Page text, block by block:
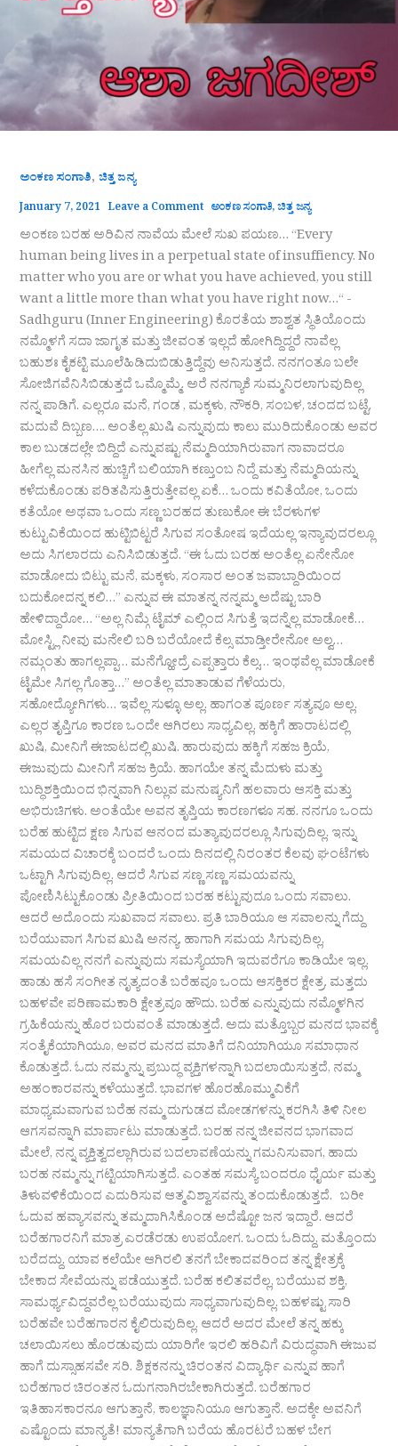
ಅಂಕಣ ಸಂಗಾತಿ, ಚಿತ್ತ ಜನ್ಯ
January 7, 2021 Leave a Comment ಅಂಕಣ ಸಂಗಾತಿ,ಚಿತ್ತ ಜನ್ಯ
ಅಂಕಣ ಬರಹ ಅರಿವಿನ ನಾವೆಯ ಮೇಲೆ ಸುಖ ಪಯಣ… “Every
human being lives in a perpetual state of insuffiency. No
matter who you are or what you have achieved, you still
want a little more than what you have right now…“ -
Sadhguru (Inner Engineering) ಕೊರತೆಯ ಶಾಶ್ವತ ಸ್ಥಿತಿಯೊಂದು
ನಮ್ಮೊಳಗೆ ಸದಾ ಜಾಗೃತ ಮತ್ತು ಜೀವಂತ ಇಲ್ಲದೆ ಹೋಗಿದ್ದಿದ್ದರೆ ನಾವೆಲ್ಲ
ಬಹುಶಃ ಕೈಕಟ್ಟಿ ಮೂಲೆಹಿಡಿದುಬಿಡುತ್ತಿದ್ದೆವು ಅನಿಸುತ್ತದೆ. ನನಗಂತೂ ಬಲೇ
ಸೋಜಿಗವೆನಿಸಿಬಿಡುತ್ತದೆ ಒಮ್ಮೊಮ್ಮೆ. ಅರೆ ನನಗ್ಯಾಕೆ ಸುಮ್ಮನಿರಲಾಗುವುದಿಲ್ಲ
ನನ್ನ ಪಾಡಿಗೆ. ಎಲ್ಲರೂ ಮನೆ, ಗಂಡ , ಮಕ್ಕಳು, ನೌಕರಿ, ಸಂಬಳ, ಚಂದದ ಬಟ್ಟೆ,
ಮದುವೆ ದಿಬ್ಬಣ…. ಅಂತೆಲ್ಲ ಖುಷಿ ಎನ್ನುವುದು ಕಾಲು ಮುರಿದುಕೊಂಡು ಅವರ
ಕಾಲ ಬುಡದಲ್ಲೇ ಬಿದ್ದಿದೆ ಎನ್ನುವಷ್ಟು ನೆಮ್ಮದಿಯಾಗಿರುವಾಗ ನಾವಾದರೂ
ಹೀಗೆಲ್ಲ ಮನಸಿನ ಹುಚ್ಚಿಗೆ ಬಲಿಯಾಗಿ ಕಣ್ತುಂಬ ನಿದ್ದೆ ಮತ್ತು ನೆಮ್ಮದಿಯನ್ನು
ಕಳೆದುಕೊಂಡು ಪರಿತಪಿಸುತ್ತಿರುತ್ತೇವಲ್ಲ ಏಕೆ… ಒಂದು ಕವಿತೆಯೋ, ಒಂದು
ಕತೆಯೋ ಅಥವಾ ಒಂದು ಸಣ್ಣ ಬರಹದ ತುಣುಕೋ ಈ ಬೆರಳುಗಳ
ಕುಟ್ಟುವಿಕೆಯಿಂದ ಹುಟ್ಟಿಬಿಟ್ಟರೆ ಸಿಗುವ ಸಂತೋಷ ಇದೆಯಲ್ಲ ಇನ್ಯಾವುದರಲ್ಲೂ
ಅದು ಸಿಗಲಾರದು ಎನಿಸಿಬಿಡುತ್ತದೆ. “ಈ ಓದು ಬರಹ ಅಂತೆಲ್ಲ ಏನೇನೋ
ಮಾಡೋದು ಬಿಟ್ಟು ಮನೆ, ಮಕ್ಕಳು, ಸಂಸಾರ ಅಂತ ಜವಾಬ್ದಾರಿಯಿಂದ
ಬದುಕೋದನ್ನ ಕಲಿ…” ಎನ್ನುವ ಈ ಮಾತನ್ನ ನನ್ನಮ್ಮ ಅದೆಷ್ಟು ಬಾರಿ
ಹೇಳಿದ್ದಾರೋ… “ಅಲ್ಲ ನಿಮ್ಗೆ ಟೈಮ್ ಎಲ್ಲಿಂದ ಸಿಗುತ್ತೆ ಇದನ್ನೆಲ್ಲ ಮಾಡೋಕೆ…
ಮೋಸ್ಟ್ಲಿ ನೀವು ಮನೇಲಿ ಬರಿ ಬರೆಯೋದೆ ಕೆಲ್ಸ ಮಾಡ್ತೀರೇನೋ ಅಲ್ವ…
ನಮ್ಗಂತು ಹಾಗಲ್ಲಪ್ಪಾ… ಮನೆಗ್ಹೋದ್ರೆ ಎಪ್ಪತ್ತಾರು ಕೆಲ್ಸ… ಇಂಥವೆಲ್ಲ ಮಾಡೋಕೆ
ಟೈಮೇ ಸಿಗಲ್ಲ ಗೊತ್ತಾ…” ಅಂತೆಲ್ಲ ಮಾತಾಡುವ ಗೆಳೆಯರು,
ಸಹೋದ್ಯೋಗಿಗಳು… ಇವೆಲ್ಲ ಸುಳ್ಳೂ ಅಲ್ಲ. ಹಾಗಂತ ಪೂರ್ಣ ಸತ್ಯವೂ ಅಲ್ಲ.
ಎಲ್ಲರ ತೃಪ್ತಿಗೂ ಕಾರಣ ಒಂದೇ ಆಗಿರಲು ಸಾಧ್ಯವಿಲ್ಲ. ಹಕ್ಕಿಗೆ ಹಾರಾಟದಲ್ಲಿ
ಖುಷಿ, ಮೀನಿಗೆ ಈಜಾಟದಲ್ಲಿ ಖುಷಿ. ಹಾರುವುದು ಹಕ್ಕಿಗೆ ಸಹಜ ಕ್ರಿಯೆ,
ಈಜುವುದು ಮೀನಿಗೆ ಸಹಜ ಕ್ರಿಯೆ. ಹಾಗಯೇ ತನ್ನ ಮೆದುಳು ಮತ್ತು
ಬುದ್ಧಿಶಕ್ತಿಯಿಂದ ಭಿನ್ನವಾಗಿ ನಿಲ್ಲುವ ಮನುಷ್ಯನಿಗೆ ಹಲವಾರು ಆಸಕ್ತಿ ಮತ್ತು
ಅಭಿರುಚಿಗಳು. ಅಂತೆಯೇ ಅವನ ತೃಪ್ತಿಯ ಕಾರಣಗಳೂ ಸಹ. ನನಗೂ ಒಂದು
ಬರೆಹ ಹುಟ್ಟಿದ ಕ್ಷಣ ಸಿಗುವ ಆನಂದ ಮತ್ಯಾವುದರಲ್ಲೂ ಸಿಗುವುದಿಲ್ಲ. ಇನ್ನು
ಸಮಯದ ವಿಚಾರಕ್ಕೆ ಬಂದರೆ ಒಂದು ದಿನದಲ್ಲಿ ನಿರಂತರ ಕೆಲವು ಘಂಟೆಗಳು
ಒಟ್ಟಾಗಿ ಸಿಗುವುದಿಲ್ಲ. ಆದರೆ ಸಿಗುವ ಸಣ್ಣ ಸಣ್ಣ ಸಮಯವನ್ನು
ಪೋಣಿಸಿಟ್ಟುಕೊಂಡು ಪ್ರೀತಿಯಿಂದ ಬರಹ ಕಟ್ಟುವುದೂ ಒಂದು ಸವಾಲು.
ಆದರೆ ಅದೊಂದು ಸುಖವಾದ ಸವಾಲು. ಪ್ರತಿ ಬಾರಿಯೂ ಆ ಸವಾಲನ್ನು ಗೆದ್ದು
ಬರೆಯುವಾಗ ಸಿಗುವ ಖುಷಿ ಅನನ್ಯ. ಹಾಗಾಗಿ ಸಮಯ ಸಿಗುವುದಿಲ್ಲ,
ಸಮಯವಿಲ್ಲ ನನಗೆ ಎನ್ನುವುದು ಸಮಸ್ಯೆಯಾಗಿ ಇದುವರೆಗೂ ಕಾಡಿಯೇ ಇಲ್ಲ.
ಹಾಡು ಹಸೆ ಸಂಗೀತ ನೃತ್ಯದಂತೆ ಬರೆಹವೂ ಒಂದು ಆಸಕ್ತಿಕರ ಕ್ಷೇತ್ರ. ಮತ್ತದು
ಬಹಳವೇ ಪರಿಣಾಮಕಾರಿ ಕ್ಷೇತ್ರವೂ ಹೌದು. ಬರೆಹ ಎನ್ನುವುದು ನಮ್ಮೊಳಗಿನ
ಗ್ರಹಿಕೆಯನ್ನು ಹೊರ ಬರುವಂತೆ ಮಾಡುತ್ತದೆ. ಅದು ಮತ್ತೊಬ್ಬರ ಮನದ ಭಾವಕ್ಕೆ
ಸಂತೈಕೆಯಾಗಿಯೂ, ಅವರ ಮನದ ಮಾತಿಗೆ ದನಿಯಾಗಿಯೂ ಸಮಾಧಾನ
ಕೊಡುತ್ತದೆ. ಓದು ನಮ್ಮನ್ನು ಪ್ರಬುದ್ಧ ವ್ಯಕ್ತಿಗಳನ್ನಾಗಿ ಬದಲಾಯಿಸುತ್ತದೆ, ನಮ್ಮ
ಅಹಂಕಾರವನ್ನು ಕಳೆಯುತ್ತದೆ. ಭಾವಗಳ ಹೊರಹೊಮ್ಮುವಿಕೆಗೆ
ಮಾಧ್ಯಮವಾಗುವ ಬರೆಹ ನಮ್ಮ ದುಗುಡದ ಮೋಡಗಳನ್ನು ಕರಗಿಸಿ ತಿಳಿ ನೀಲ
ಆಗಸವನ್ನಾಗಿ ಮಾರ್ಪಾಟು ಮಾಡುತ್ತದೆ. ಬರಹ ನನ್ನ ಜೀವನದ ಭಾಗವಾದ
ಮೇಲೆ, ನನ್ನ ವ್ಯಕ್ತಿತ್ವದಲ್ಲಾಗಿರುವ ಬದಲಾವಣೆಯನ್ನು ಗಮನಿಸುವಾಗ, ಹಾದು
ಬರಹ ನಮ್ಮನ್ನು ಗಟ್ಟಿಯಾಗಿಸುತ್ತದೆ. ಎಂತಹ ಸಮಸ್ಯೆ ಬಂದರೂ ಧೈರ್ಯ ಮತ್ತು
ತಿಳುವಳಿಕೆಯಿಂದ ಎದುರಿಸುವ ಆತ್ಮವಿಶ್ವಾಸವನ್ನು ತಂದುಕೊಡುತ್ತದೆ. ಬರೀ
ಓದುವ ಹವ್ಯಾಸವನ್ನು ತಮ್ಮದಾಗಿಸಿಕೊಂಡ ಅದೆಷ್ಟೋ ಜನ ಇದ್ದಾರೆ. ಆದರೆ
ಬರೆಹಗಾರನಿಗೆ ಮಾತ್ರ ಎರಡೆರಡು ಉಪಯೋಗ. ಒಂದು ಓದಿದ್ದು, ಮತ್ತೊಂದು
ಬರೆದದ್ದು. ಯಾವ ಕಲೆಯೇ ಆಗಿರಲಿ ತನಗೆ ಬೇಕಾದವರಿಂದ ತನ್ನ ಕ್ಷೇತ್ರಕ್ಕೆ
ಬೇಕಾದ ಸೇವೆಯನ್ನು ಪಡೆಯುತ್ತದೆ. ಬರೆಹ ಕಲಿತವರೆಲ್ಲ, ಬರೆಯುವ ಶಕ್ತಿ,
ಸಾಮರ್ಥ್ಯವಿದ್ದವರೆಲ್ಲ ಬರೆಯುವುದು ಸಾಧ್ಯವಾಗುವುದಿಲ್ಲ. ಬಹಳಷ್ಟು ಸಾರಿ
ಬರೆಹವೇ ಬರೆಹಗಾರನ ಕೈಲಿರುವುದಿಲ್ಲ. ಆದರೆ ಅದರ ಮೇಲೆ ತನ್ನ ಹಕ್ಕು
ಚಲಾಯಿಸಲು ಹೊರಡುವುದು ಯಾರಿಗೇ ಇರಲಿ ಹರಿವಿಗೆ ವಿರುದ್ಧವಾಗಿ ಈಜುವ
ಹಾಗೆ ದುಸ್ಸಾಹಸವೇ ಸರಿ. ಶಿಕ್ಷಕನನ್ನು ಚಿರಂತನ ವಿದ್ಯಾರ್ಥಿ ಎನ್ನುವ ಹಾಗೆ
ಬರೆಹಗಾರ ಚಿರಂತನ ಓದುಗನಾಗಿರಬೇಕಾಗಿರುತ್ತದೆ. ಬರೆಹಗಾರ
ಇತಿಹಾಸಕಾರನೂ ಆಗುತ್ತಾನೆ, ಕಾಲಜ್ಞಾನಿಯೂ ಆಗುತ್ತಾನೆ. ಅದಕ್ಕೇ ಅವನಿಗೆ
ಎಷ್ಟೊಂದು ಮಾನ್ಯತೆ! ಮಾನ್ಯತೆಗಾಗಿ ಬರೆಯ ಹೊರಟರೆ ಬಹಳ ಬೇಗ